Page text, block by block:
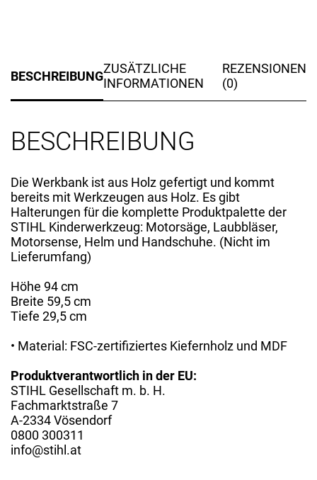
BESCHREIBUNGZUSÄTZLICHE
INFORMATIONEN
REZENSIONEN
(0)
BESCHREIBUNG
Die Werkbank ist aus Holz gefertigt und kommt
bereits mit Werkzeugen aus Holz. Es gibt
Halterungen für die komplette Produktpalette der
STIHL Kinderwerkzeug: Motorsäge, Laubbläser,
Motorsense, Helm und Handschuhe. (Nicht im
Lieferumfang)
Höhe 94 cm
Breite 59,5 cm
Tiefe 29,5 cm
• Material: FSC-zertifiziertes Kiefernholz und MDF
Produktverantwortlich in der EU:
STIHL Gesellschaft m. b. H.
Fachmarktstraße 7
A-2334 Vösendorf
0800 300311
info@stihl.at